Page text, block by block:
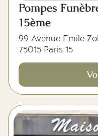
Pompes
15ème
99 Avenue Emile
75015 Paris 15